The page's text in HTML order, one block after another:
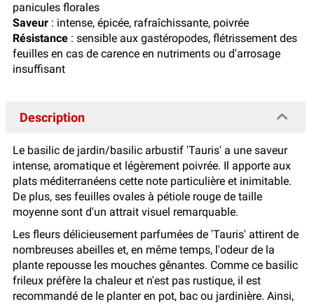
panicules florales
Saveur : intense, épicée, rafraîchissante, poivrée
Résistance : sensible aux gastéropodes, flétrissement des
feuilles en cas de carence en nutriments ou d'arrosage
insuffisant
Description
Le basilic de jardin/basilic arbustif 'Tauris' a une saveur
intense, aromatique et légèrement poivrée. Il apporte aux
plats méditerranéens cette note particulière et inimitable.
De plus, ses feuilles ovales à pétiole rouge de taille
moyenne sont d'un attrait visuel remarquable.
Les fleurs délicieusement parfumées de 'Tauris' attirent de
nombreuses abeilles et, en même temps, l'odeur de la
plante repousse les mouches gênantes. Comme ce basilic
frileux préfère la chaleur et n'est pas rustique, il est
recommandé de le planter en pot, bac ou jardinière. Ainsi,